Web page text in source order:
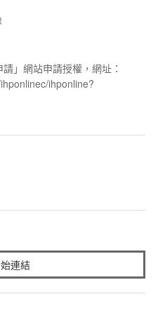
」網站申請授權，網址：
ihponline?
連結